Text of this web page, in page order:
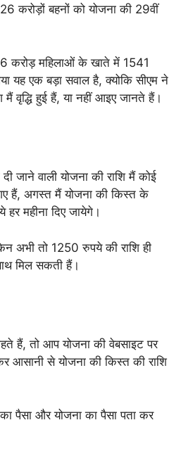
करोड़ों बहनों को योजना की 29वीं
करोड़ मह‍िलाओं के खाते में 1541
यह एक बड़ा सवाल है, क्योकि सीएम ने
मैं वृद्धि हुई हैं, या नहीं आइए जानते हैं।
जाने वाली योजना की राशि मैं कोई
हैं, अगस्त मैं योजना की किस्त के
हर महीना दिए जायेगे।
अभी तो 1250 रुपये की राशि ही
मिल सकती हैं।
हैं, तो आप योजना की वेबसाइट पर
से योजना की किस्त की राशि
पैसा और योजना का पैसा पता कर